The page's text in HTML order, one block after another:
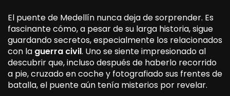
El puente de Medellín nunca deja de sorprender. Es
fascinante cómo, a pesar de su larga historia, sigue
guardando secretos, especialmente los relacionados
con la guerra civil. Uno se siente impresionado al
descubrir que, incluso después de haberlo recorrido
a pie, cruzado en coche y fotografiado sus frentes de
batalla, el puente aún tenía misterios por revelar.